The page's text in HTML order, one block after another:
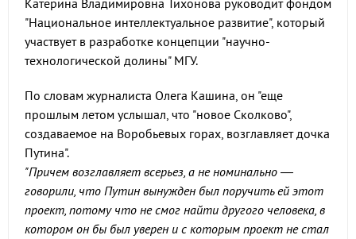
Катерина Владимировна Тихонова руководит фондом
"Национальное интеллектуальное развитие", который
участвует в разработке концепции "научно-
технологической долины" МГУ.
По словам журналиста Олега Кашина, он "еще
прошлым летом услышал, что "новое Сколково",
создаваемое на Воробьевых горах, возглавляет дочка
Путина".
"Причем возглавляет всерьез, а не номинально —
говорили, что Путин вынужден был поручить ей этот
проект, потому что не смог найти другого человека, в
котором он бы был уверен и с которым проект не стал